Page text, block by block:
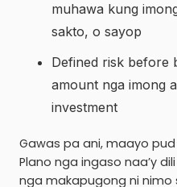
muhawa kung
sakto, o sayop
Defined risk before
amount nga imong
investment
Gawas pa ani, maayo
Plano nga ingaso naa’y
nga makapugong ni nimo